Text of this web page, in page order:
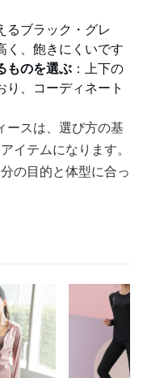
るブラック・グレ
く、飽きにくいです
ものを選ぶ ：上下の
、コーディネート
ースは、選び方の基
イテムになります。
の目的と体型に合っ